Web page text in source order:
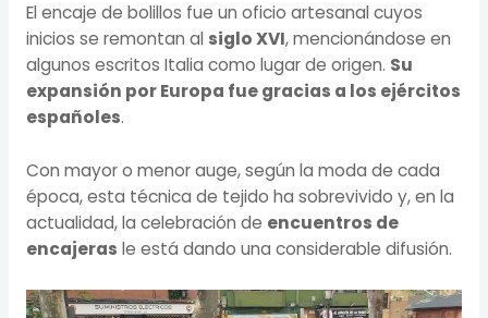
El encaje de bolillos fue un oficio artesanal cuyos
inicios se remontan al siglo XVI, mencionándose en
algunos escritos Italia como lugar de origen. Su
expansión por Europa fue gracias a los ejércitos
españoles.
Con mayor o menor auge, según la moda de cada
época, esta técnica de tejido ha sobrevivido y, en la
actualidad, la celebración de encuentros de
encajeras le está dando una considerable difusión.